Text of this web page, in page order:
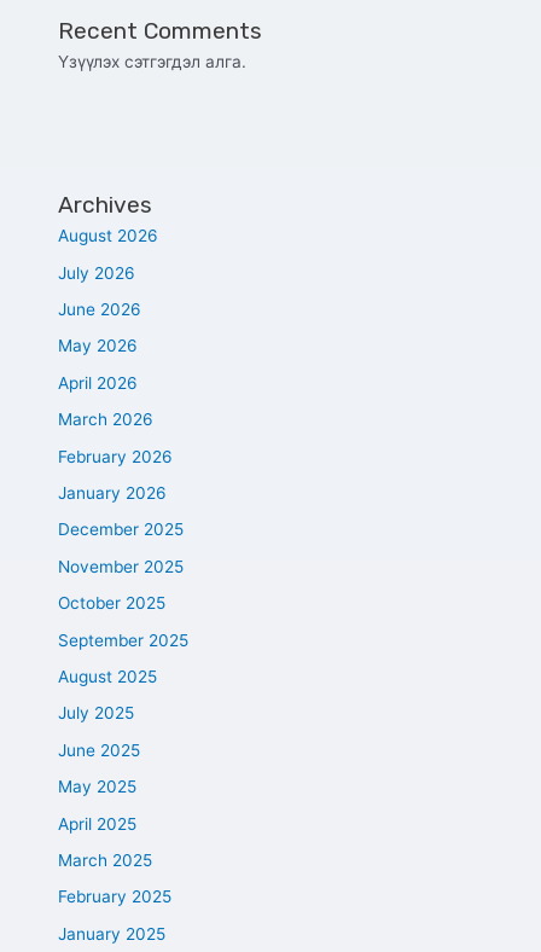
Recent Comments
Үзүүлэх сэтгэгдэл алга.
Archives
August 2026
July 2026
June 2026
May 2026
April 2026
March 2026
February 2026
January 2026
December 2025
November 2025
October 2025
September 2025
August 2025
July 2025
June 2025
May 2025
April 2025
March 2025
February 2025
January 2025